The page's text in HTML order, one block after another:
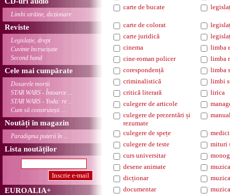
Limbi străine, dicționare
Reviste
Legislație, drept
Cuvinte încrucișate
Second hand
Cele mai cumpărate
Dosarele morții
STAR WARS - Întoarce ...
STAR WARS - Yoda: re ...
Cum să construiești ...
Noutăți în magazin
Paradigma puterii în ...
Lista noutăților
EUROALIA+
carte de bucate
carte de colorat
carte juridică
cinema
limba
cine-roman policer
limba
corespondență
limba
criminalistică
limbi
critică literară
lirica
culegere de articole
culegere de prezentări și
rezumate
culegere de spețe
culegere de teste
mituri
curs universitar
desene animate
dicționar
documentar